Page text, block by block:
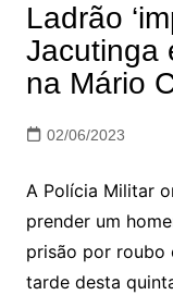
Ladrão
Jacutinga
na Mário
02/06/2023
A Polícia Militar
prender um
prisão por roubo
tarde desta